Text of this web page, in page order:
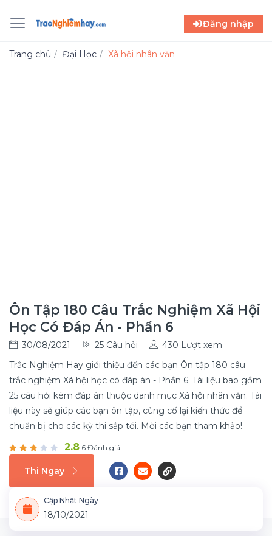
Đăng nhập
Trang chủ Đại Học Xã hội nhân văn
Ôn Tập 180 Câu Trắc Nghiệm Xã Hội
Học Có Đáp Án - Phần 6
30/08/2021 25 Câu hỏi
430 Lượt xem
Trắc Nghiệm Hay giới thiệu đến các bạn Ôn tập 180 câu
trắc nghiệm Xã hội học có đáp án - Phần 6. Tài liệu bao gồm
25 câu hỏi kèm đáp án thuộc danh mục Xã hội nhân văn. Tài
liệu này sẽ giúp các bạn ôn tập, củng cố lại kiến thức để
chuẩn bị cho các kỳ thi sắp tới. Mời các bạn tham khảo!
2.8 6 Đánh giá
Thi Ngay
Cập Nhật Ngày
18/10/2021